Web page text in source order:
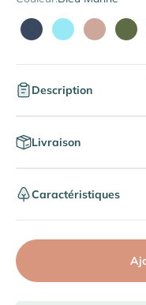
Bleu MarineBleu Iceberg
Beige
Description
Livraison
Caractéristiques